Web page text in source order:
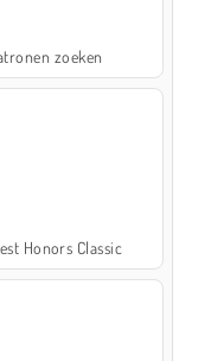
zoeken
Honors Classic